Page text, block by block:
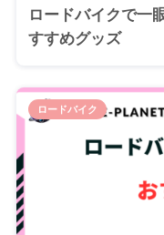
ロードバイクで一
すすめグッズ
ロードバイク